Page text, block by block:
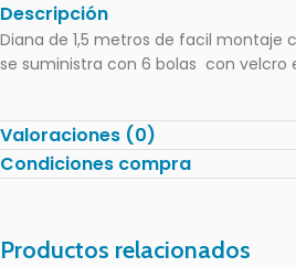
Descripción
Diana de 1,5 metros de facil montaje
se suministra con 6 bolas con velcro
Valoraciones (0)
Condiciones compra
Productos relacionados